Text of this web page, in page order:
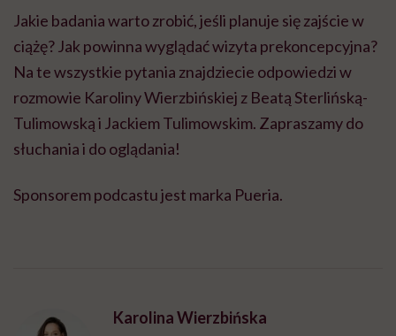
Jakie badania warto zrobić, jeśli planuje się zajście w
ciążę? Jak powinna wyglądać wizyta prekoncepcyjna?
Na te wszystkie pytania znajdziecie odpowiedzi w
rozmowie Karoliny Wierzbińskiej z Beatą Sterlińską-
Tulimowską i Jackiem Tulimowskim. Zapraszamy do
słuchania i do oglądania!
Sponsorem podcastu jest marka Pueria.
Karolina Wierzbińska